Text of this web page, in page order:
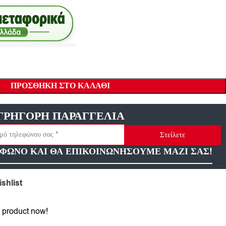
ΠΡΟΣΘΉΚΗ ΣΤΟ ΚΑΛΆΘΙ
ΠΑΡΑΓΓΕΛΙΑ
Στείλετε
ΚΑΙ ΘΑ ΕΠΙΚΟΙΝΩΝΗΣΟΥΜΕ ΜΑΖΙ ΣΑΣ!
now!